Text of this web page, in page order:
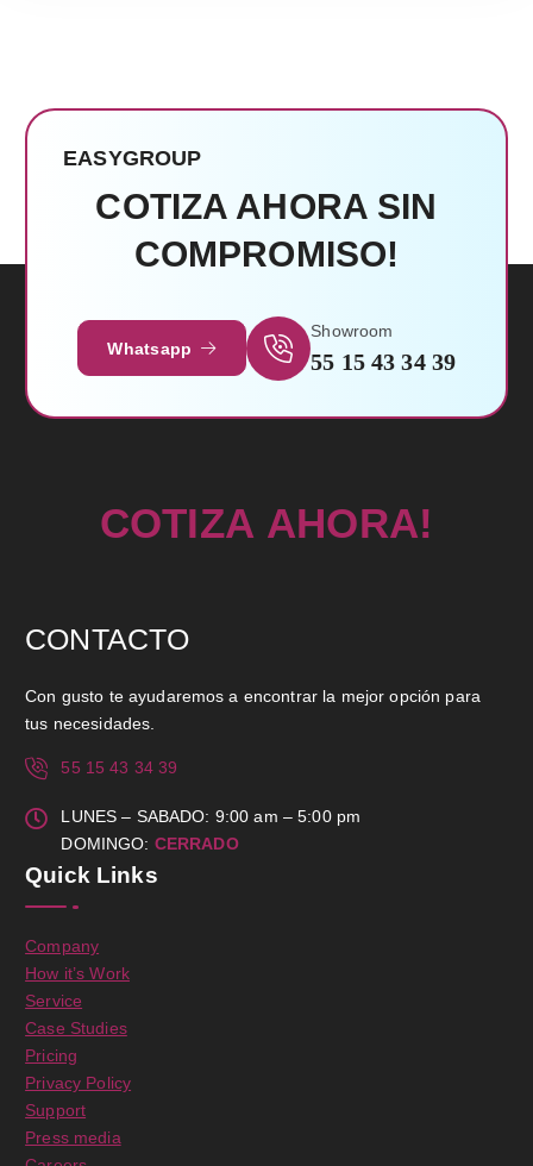
Leer Más
EASYGROUP
COTIZA AHORA SIN
COMPROMISO!
Whatsapp
Showroom
55 15 43 34 39
COTIZA AHORA!
CONTACTO
Con gusto te ayudaremos a encontrar la mejor opción para
tus necesidades.
55 15 43 34 39
LUNES – SABADO: 9:00 am – 5:00 pm
DOMINGO: CERRADO
Quick Links
Company
How it’s Work
Service
Case Studies
Pricing
Privacy Policy
Support
Press media